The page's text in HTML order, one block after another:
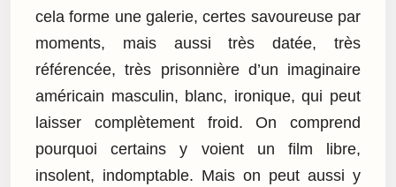
cela forme une galerie, certes savoureuse par
moments, mais aussi très datée, très
référencée, très prisonnière d’un imaginaire
américain masculin, blanc, ironique, qui peut
laisser complètement froid. On comprend
pourquoi certains y voient un film libre,
insolent, indomptable. Mais on peut aussi y